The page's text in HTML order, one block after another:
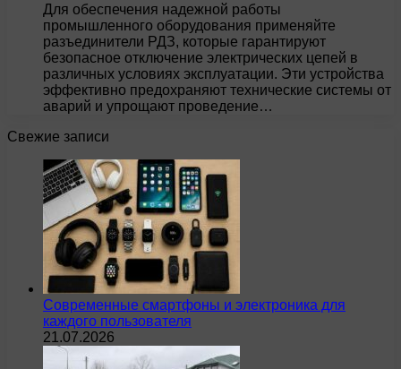
Для обеспечения надежной работы
промышленного оборудования применяйте
разъединители РДЗ, которые гарантируют
безопасное отключение электрических цепей в
различных условиях эксплуатации. Эти устройства
эффективно предохраняют технические системы от
аварий и упрощают проведение…
Свежие записи
Современные смартфоны и электроника для
каждого пользователя
21.07.2026